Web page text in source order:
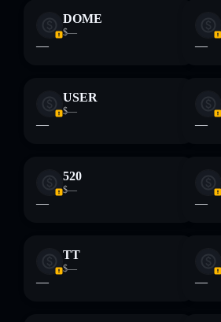
DOME
$—
— —
USER
$—
— —
520
$—
— —
TT
$—
— —